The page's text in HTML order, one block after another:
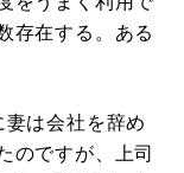
存在する。ある
妻は会社を辞め
のですが、上司